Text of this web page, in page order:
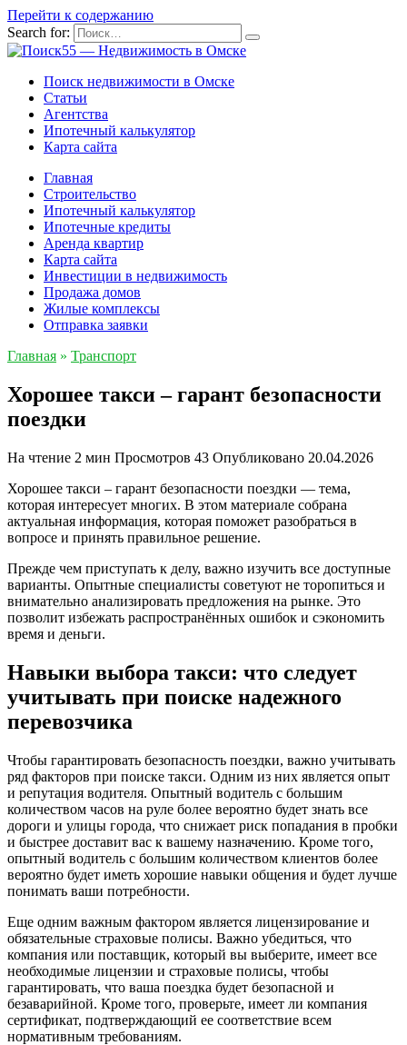
Перейти к содержанию
Search for:
Поиск недвижимости в Омске
Статьи
Агентства
Ипотечный калькулятор
Карта сайта
Главная
Строительство
Ипотечный калькулятор
Ипотечные кредиты
Аренда квартир
Карта сайта
Инвестиции в недвижимость
Продажа домов
Жилые комплексы
Отправка заявки
Главная » Транспорт
Хорошее такси – гарант безопасности
поездки
На чтение 2 мин Просмотров 43 Опубликовано 20.04.2026
Хорошее такси – гарант безопасности поездки — тема,
которая интересует многих. В этом материале собрана
актуальная информация, которая поможет разобраться в
вопросе и принять правильное решение.
Прежде чем приступать к делу, важно изучить все доступные
варианты. Опытные специалисты советуют не торопиться и
внимательно анализировать предложения на рынке. Это
позволит избежать распространённых ошибок и сэкономить
время и деньги.
Навыки выбора такси: что следует
учитывать при поиске надежного
перевозчика
Чтобы гарантировать безопасность поездки, важно учитывать
ряд факторов при поиске такси. Одним из них является опыт
и репутация водителя. Опытный водитель с большим
количеством часов на руле более вероятно будет знать все
дороги и улицы города, что снижает риск попадания в пробки
и быстрее доставит вас к вашему назначению. Кроме того,
опытный водитель с большим количеством клиентов более
вероятно будет иметь хорошие навыки общения и будет лучше
понимать ваши потребности.
Еще одним важным фактором является лицензирование и
обязательные страховые полисы. Важно убедиться, что
компания или поставщик, который вы выберите, имеет все
необходимые лицензии и страховые полисы, чтобы
гарантировать, что ваша поездка будет безопасной и
безаварийной. Кроме того, проверьте, имеет ли компания
сертификат, подтверждающий ее соответствие всем
нормативным требованиям.